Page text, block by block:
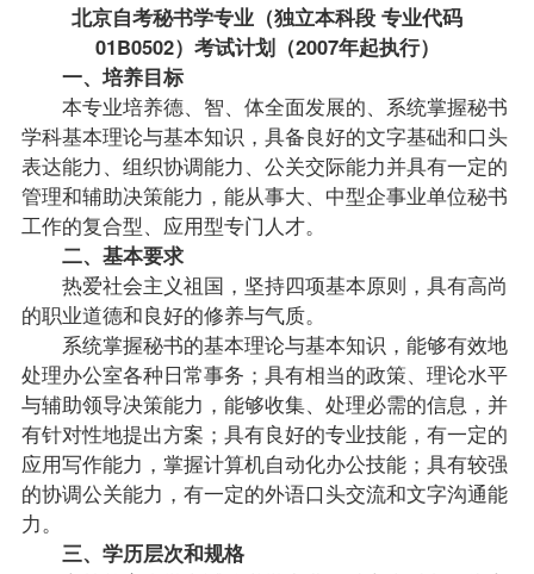
北京自考秘书学专业（独立本科段 专业代码
01B0502）考试计划（2007年起执行）
一、培养目标
本专业培养德、智、体全面发展的、系统掌握秘书
学科基本理论与基本知识，具备良好的文字基础和口头
表达能力、组织协调能力、公关交际能力并具有一定的
管理和辅助决策能力，能从事大、中型企事业单位秘书
工作的复合型、应用型专门人才。
二、基本要求
热爱社会主义祖国，坚持四项基本原则，具有高尚
的职业道德和良好的修养与气质。
系统掌握秘书的基本理论与基本知识，能够有效地
处理办公室各种日常事务；具有相当的政策、理论水平
与辅助领导决策能力，能够收集、处理必需的信息，并
有针对性地提出方案；具有良好的专业技能，有一定的
应用写作能力，掌握计算机自动化办公技能；具有较强
的协调公关能力，有一定的外语口头交流和文字沟通能
力。
三、学历层次和规格